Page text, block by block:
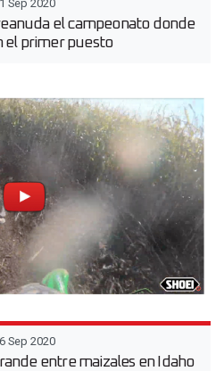
Sep 2020
el campeonato donde
el primer puesto
Sep 2020
entre maizales en Idaho